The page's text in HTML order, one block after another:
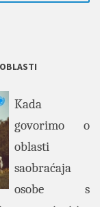
Kada
govorimo o
oblasti
saobraćaja
osobe s